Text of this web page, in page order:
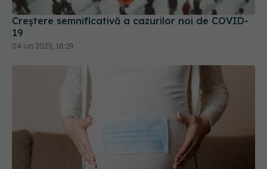
Creștere semnificativă a cazurilor noi de COVID-
19
04 iun 2025, 18:29